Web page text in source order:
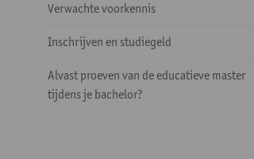
Verwachte voorkennis
Inschrijven en studiegeld
Alvast proeven van de educatieve master
tijdens je bachelor?